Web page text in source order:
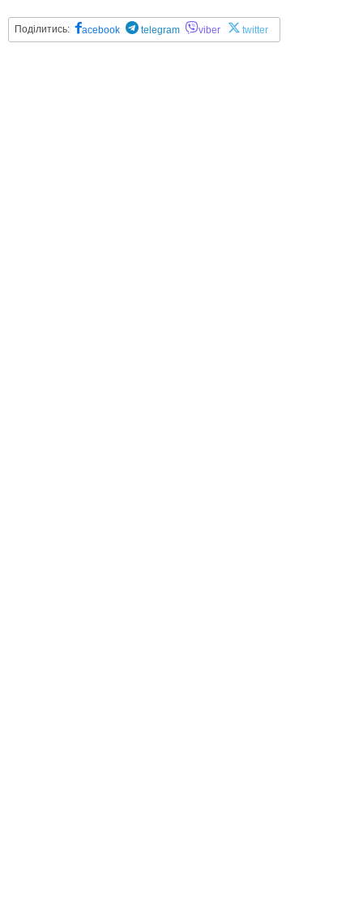
Поділитись: acebook telegram viber twitter